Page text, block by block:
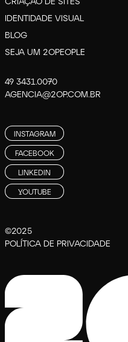
IDENTIDADE VISUAL
BLOG
SEJA UM 2OPEOPLE
49 3431.0070
AGENCIA@2OP.COM.BR
INSTAGRAM
FACEBOOK
LINKEDIN
YOUTUBE
©2025
POLÍTICA DE PRIVACIDADE